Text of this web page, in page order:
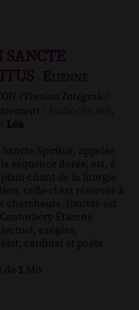
SANCTE
-
(Version Intégrale)
:
,
Léa
Sancte Spiritus, appelée
séquence dorée, est, à
chant de la liturgie
celle-ci est réservée à
chercheurs, l'œuvre est
Étienne
exégète,
cardinal et poète
de 1 Mo